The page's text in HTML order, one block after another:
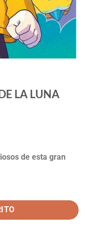
LA LUNA
de esta gran